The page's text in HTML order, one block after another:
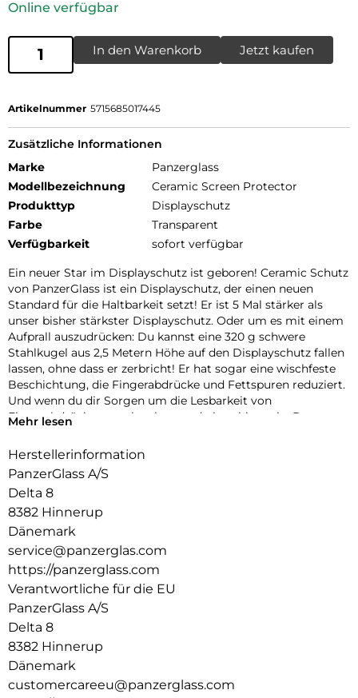
Online verfügbar
In den Warenkorb Jetzt kaufen
Artikelnummer 5715685017445
Zusätzliche Informationen
Marke
Panzerglass
Modellbezeichnung
Ceramic Screen Protector
Produkttyp
Displayschutz
Farbe
Transparent
Verfügbarkeit
sofort verfügbar
Ein neuer Star im Displayschutz ist geboren! Ceramic Schutz
von PanzerGlass ist ein Displayschutz, der einen neuen
Standard für die Haltbarkeit setzt! Er ist 5 Mal stärker als
unser bisher stärkster Displayschutz. Oder um es mit einem
Aufprall auszudrücken: Du kannst eine 320 g schwere
Stahlkugel aus 2,5 Metern Höhe auf den Displayschutz fallen
lassen, ohne dass er zerbricht! Er hat sogar eine wischfeste
Beschichtung, die Fingerabdrücke und Fettspuren reduziert.
Und wenn du dir Sorgen um die Lesbarkeit von
Fingerabdrücken machst, kannst du beruhigt sein: Der
dem Ultraschall-Fingerabdruckleser deines Displays, sodass
du sicher sein kannst, dass sich dein Handy jedes Mal
problemlos entsperren lässt. Der Displayschutz ist aus
zertifizierter japanischer Glaskeramik von Ohara hergestellt.
Glaskeramik ist eines der kratzfestesten Materialien der Welt
und enthält eingebettete, für das bloße Auge unsichtbare
Kristalle, die verhindern, dass sich Risse ausbreiten, und die
eine Festigkeit ermöglichen, die mit herkömmlichem Glas
nicht erreicht werden kann. Und als ob das noch nicht genug
wäre, ist die Transparenz des Glases dank der
Nanokristallisationstechnologie von Ohara unübertroffen.
Mit dem beiliegenden EasyAligner ist der Einbau ein
Kinderspiel (im Ernst!), und um ihn noch einfacher zu
machen, haben wir eine Schritt-für-Schritt-Anleitung und
einen QR-Code für den schnellen Zugriff auf unser Online-
Anleitungsvideo beigefügt. Und denk dran: Sobald der
Mehr lesen
Herstellerinformation
PanzerGlass A/S
Delta 8
8382 Hinnerup
Dänemark
service@panzerglas.com
https://panzerglass.com
Verantwortliche für die EU
PanzerGlass A/S
Delta 8
8382 Hinnerup
Dänemark
customercareeu@panzerglass.com